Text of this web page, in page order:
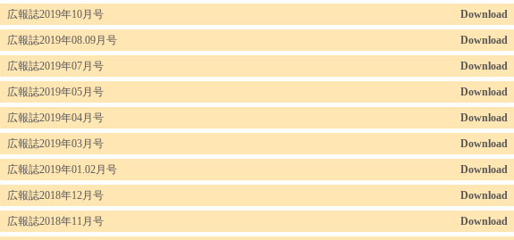
広報誌2019年10月号 Download
広報誌2019年08.09月号 Download
広報誌2019年07月号 Download
広報誌2019年05月号 Download
広報誌2019年04月号 Download
広報誌2019年03月号 Download
広報誌2019年01.02月号 Download
広報誌2018年12月号 Download
広報誌2018年11月号 Download